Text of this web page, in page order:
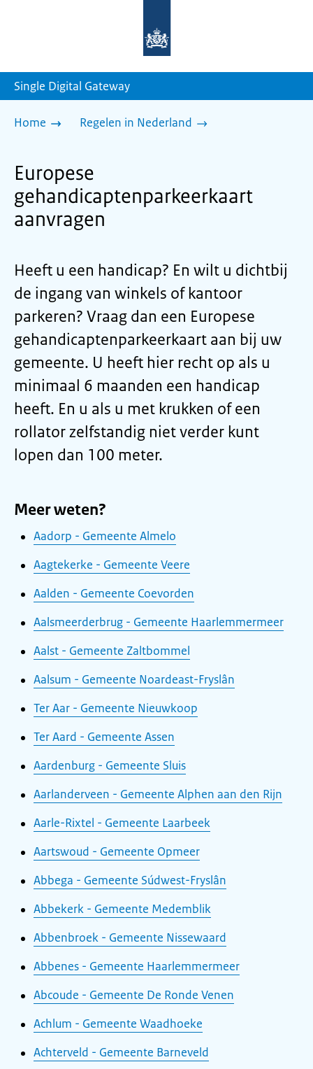
homepage
Single Digital Gateway
Home Regelen in Nederland
Europese
gehandicaptenparkeerkaart
aanvragen
Heeft u een handicap? En wilt u dichtbij
de ingang van winkels of kantoor
parkeren? Vraag dan een Europese
gehandicaptenparkeerkaart aan bij uw
gemeente. U heeft hier recht op als u
minimaal 6 maanden een handicap
heeft. En u als u met krukken of een
rollator zelfstandig niet verder kunt
lopen dan 100 meter.
Meer weten?
Aadorp - Gemeente Almelo
Aagtekerke - Gemeente Veere
Aalden - Gemeente Coevorden
Aalsmeerderbrug - Gemeente Haarlemmermeer
Aalst - Gemeente Zaltbommel
Aalsum - Gemeente Noardeast-Fryslân
Ter Aar - Gemeente Nieuwkoop
Ter Aard - Gemeente Assen
Aardenburg - Gemeente Sluis
Aarlanderveen - Gemeente Alphen aan den Rijn
Aarle-Rixtel - Gemeente Laarbeek
Aartswoud - Gemeente Opmeer
Abbega - Gemeente Súdwest-Fryslân
Abbekerk - Gemeente Medemblik
Abbenbroek - Gemeente Nissewaard
Abbenes - Gemeente Haarlemmermeer
Abcoude - Gemeente De Ronde Venen
Achlum - Gemeente Waadhoeke
Achterveld - Gemeente Barneveld